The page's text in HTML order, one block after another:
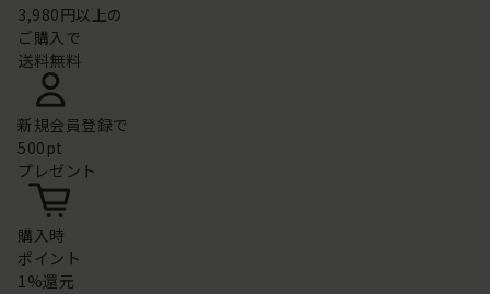
3,980円以上の
ご購入で
送料無料
新規会員登録で
500pt
プレゼント
購入時
ポイント
1%還元